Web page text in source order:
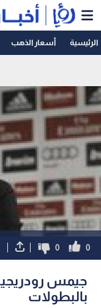
الرئيسية أسعار الذهب
0
0
جيمس
بالبطولات